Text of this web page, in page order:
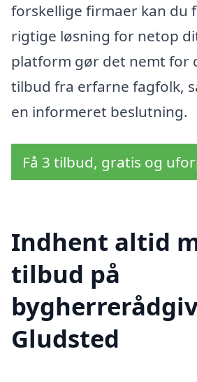
forskellige firmaer kan du
rigtige løsning for netop
platform gør det nemt for
tilbud fra erfarne fagfolk,
en informeret beslutning.
Få 3 tilbud, gratis og
Indhent altid
tilbud på
Gludsted